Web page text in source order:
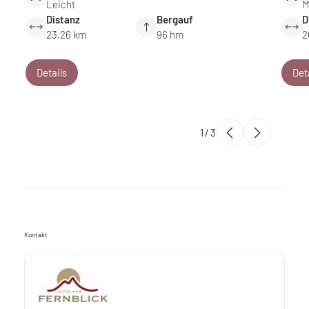
Leicht
Distanz
23.26 km
Bergauf
96 hm
Details
1 /3
Kontakt